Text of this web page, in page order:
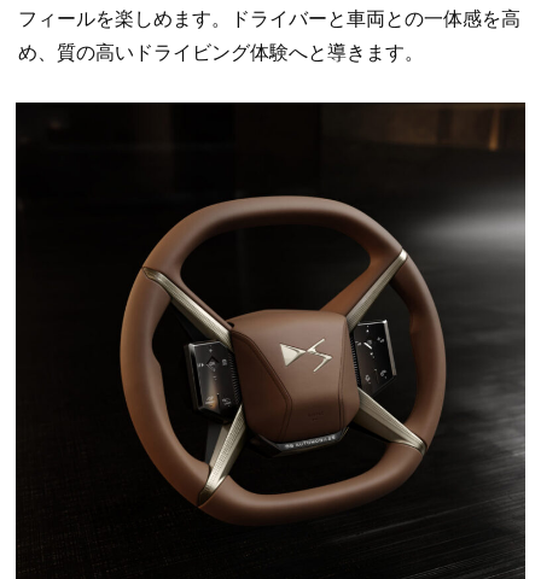
フィールを楽しめます。ドライバーと車両との一体感を高
め、質の高いドライビング体験へと導きます。